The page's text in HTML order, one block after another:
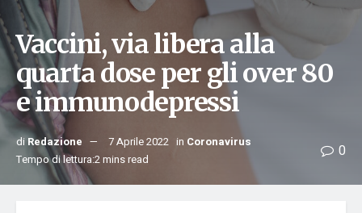
Vaccini, via libera alla
quarta dose per gli over 80
e immunodepressi
di Redazione 7 Aprile 2022 in Coronavirus
Tempo di lettura:2 mins read
0